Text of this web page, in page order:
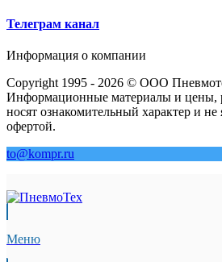
Телеграм канал
Информация о компании
Copyright 1995 - 2026 © ООО
Информационные материалы и цены,
носят ознакомительный характер и
офертой.
to@kompr.ru
Меню